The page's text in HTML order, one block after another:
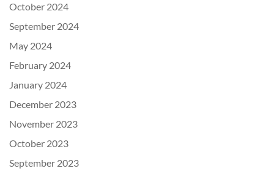
October 2024
September 2024
May 2024
February 2024
January 2024
December 2023
November 2023
October 2023
September 2023